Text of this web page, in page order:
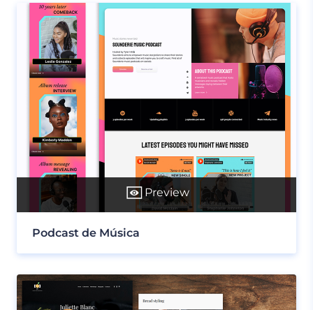
Preview
Podcast de Música